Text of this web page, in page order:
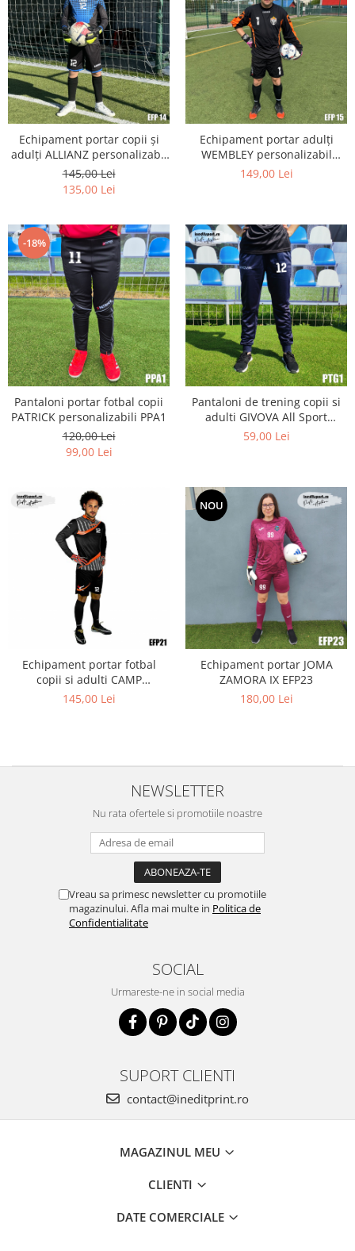
Echipament portar copii și
adulți ALLIANZ personalizabil
EFP14
145,00 Lei
135,00 Lei
Echipament portar adulți
WEMBLEY personalizabil
EFP15
149,00 Lei
-18%
Pantaloni portar fotbal copii
PATRICK personalizabili PPA1
120,00 Lei
99,00 Lei
Pantaloni de trening copii si
adulti GIVOVA All Sport
personalizabili - PTG1
59,00 Lei
Echipament portar fotbal
copii si adulti CAMP
personalizabil EFP21
145,00 Lei
NOU
Echipament portar JOMA
ZAMORA IX EFP23
180,00 Lei
NEWSLETTER
Nu rata ofertele si promotiile noastre
Vreau sa primesc newsletter cu promotiile
magazinului. Afla mai multe in Politica de
Confidentialitate
SOCIAL
Urmareste-ne in social media
SUPORT CLIENTI
contact@ineditprint.ro
MAGAZINUL MEU
CLIENTI
DATE COMERCIALE